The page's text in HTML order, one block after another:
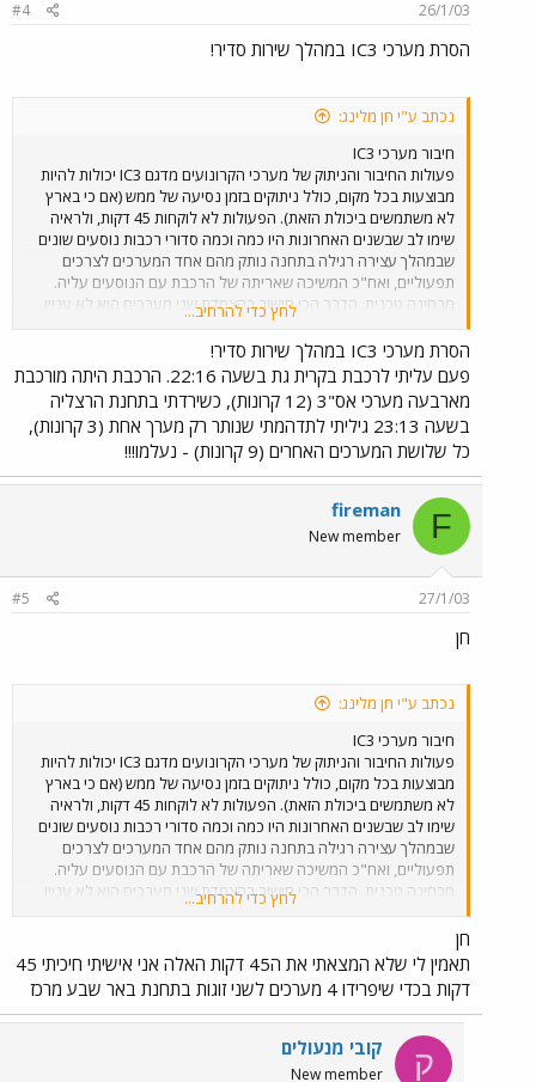
26/1/03
#4
הסרת מערכי IC3 במהלך שירות סדיר!
נכתב ע"י חן מלינג:
חיבור מערכי IC3
פעולות החיבור והניתוק של מערכי הקרונועים מדגם IC3 יכולות להיות
מבוצעות בכל מקום, כולל ניתוקים בזמן נסיעה של ממש (אם כי בארץ
לא משתמשים ביכולת הזאת). הפעולות לא לוקחות 45 דקות, ולראיה
שימו לב שבשנים האחרונות היו כמה וכמה סדורי רכבות נוסעים שונים
שבמהלך עצירה רגילה בתחנה נותק מהם אחד המערכים לצרכים
תפעוליים, ואח"כ המשיכה שאריתה של הרכבת עם הנוסעים עליה.
מבחינה טכנית, הדבר הכי חישוב בהצמדת שני מערכים הוא לא עניין
הגומי השחור או קיפול תאי הנהג, אלא החיבור הטכני ביניהם - חיבור
המכני (הקשירה וההפרדה), גם את החיבורים החשמליים וגם את חיבורי
מערכת האוויר הדחוס של הבלימה. ייעודיהן העיקריים של כריות הגומי
השחור הם הגנה על המעבר של הנוסעים בין המערכים וכנראה (אבל
אני לא בטוח לגבי זה) מניעת פגיעה בין הגופים של שתי היחידות
המחוברות, אם כי יכול להיות שהמצמדים ממלאים תפקיד זה במלואו.
כמובן שבשביל לפתוח מעבר לנוסעים בין המערכים המחוברים צריך
לקפל את תאי הנהג, כולל החזיתות, הצידה ואינני יודע כמה זמן לוקח
הליך הקיפול או הפריסה מחדש, אולם הוא אינו הכרחי לצורך הצמדת
המערכים. התמונה המצורפת מראה תקריב על יחידת מצמד של קרונועי
IC3, במקרה הזה יחידה מספר 7015 של מערך 15.
לחץ כדי להרחיב...
הסרת מערכי IC3 במהלך שירות סדיר!
פעם עליתי לרכבת בקרית גת בשעה 22:16. הרכבת היתה מורכבת
מארבעה מערכי אס"3 (12 קרונות), כשירדתי בתחנת הרצליה
בשעה 23:13 גיליתי לתדהמתי שנותר רק מערך אחת (3 קרונות),
כל שלושת המערכים האחרים (9 קרונות) - נעלמו!!!
F
fireman
New member
27/1/03
#5
חן
נכתב ע"י חן מלינג:
חיבור מערכי IC3
פעולות החיבור והניתוק של מערכי הקרונועים מדגם IC3 יכולות להיות
מבוצעות בכל מקום, כולל ניתוקים בזמן נסיעה של ממש (אם כי בארץ
לא משתמשים ביכולת הזאת). הפעולות לא לוקחות 45 דקות, ולראיה
שימו לב שבשנים האחרונות היו כמה וכמה סדורי רכבות נוסעים שונים
שבמהלך עצירה רגילה בתחנה נותק מהם אחד המערכים לצרכים
תפעוליים, ואח"כ המשיכה שאריתה של הרכבת עם הנוסעים עליה.
מבחינה טכנית, הדבר הכי חישוב בהצמדת שני מערכים הוא לא עניין
הגומי השחור או קיפול תאי הנהג, אלא החיבור הטכני ביניהם - חיבור
המכני (הקשירה וההפרדה), גם את החיבורים החשמליים וגם את חיבורי
מערכת האוויר הדחוס של הבלימה. ייעודיהן העיקריים של כריות הגומי
השחור הם הגנה על המעבר של הנוסעים בין המערכים וכנראה (אבל
אני לא בטוח לגבי זה) מניעת פגיעה בין הגופים של שתי היחידות
המחוברות, אם כי יכול להיות שהמצמדים ממלאים תפקיד זה במלואו.
כמובן שבשביל לפתוח מעבר לנוסעים בין המערכים המחוברים צריך
לחץ כדי להרחיב...
חן
תאמין לי שלא המצאתי את ה45 דקות האלה אני אישיתי חיכיתי 45
דקות בכדי שיפרידו 4 מערכים לשני זוגות בתחנת באר שבע מרכז
ק קובי מנעולים
New member